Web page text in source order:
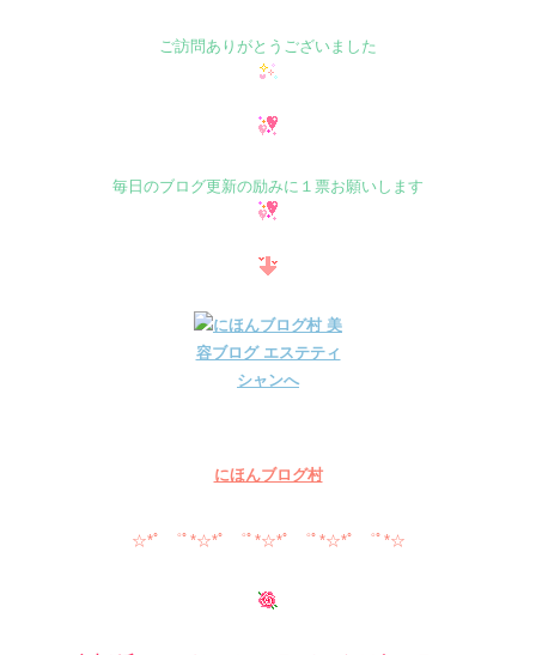
ご訪問ありがとうございました
毎日のブログ更新の励みに１票お願いします
にほんブログ村
☆*ﾟ ゜ﾟ*☆*ﾟ ゜ﾟ*☆*ﾟ ゜ﾟ*☆*ﾟ ゜ﾟ*☆